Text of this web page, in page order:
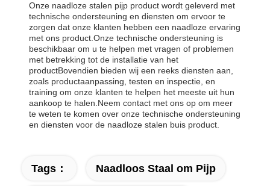
Onze naadloze stalen pijp product wordt geleverd met
technische ondersteuning en diensten om ervoor te
zorgen dat onze klanten hebben een naadloze ervaring
met ons product.Onze technische ondersteuning is
beschikbaar om u te helpen met vragen of problemen
met betrekking tot de installatie van het
productBovendien bieden wij een reeks diensten aan,
zoals productaanpassing, testen en inspectie, en
training om onze klanten te helpen het meeste uit hun
aankoop te halen.Neem contact met ons op om meer
te weten te komen over onze technische ondersteuning
en diensten voor de naadloze stalen buis product.
Tags： Naadloos Staal om Pijp